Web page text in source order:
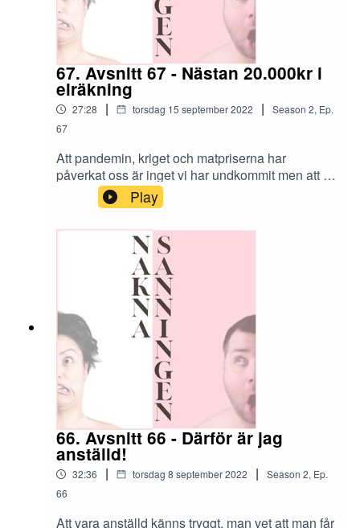
67. Avsnitt 67 - Nästan 20.000kr i
elräkning
27:28 | torsdag 15 september 2022 | Season 2, Ep.
67
Att pandemin, kriget och matpriserna har
påverkat oss är inget vi har undkommit men att vi
nu under hösten också måste hantera nästa kris i
form av alldeles för höga elpriser är nog pricken
över i:et. Vi är nog inte dom enda som har råkat
ut för detta eller kommer bli drabbad. Hur tänker
politikerna göra nu för att rädda svenska folket
ifrån en personlig konkurs.
Play
66. Avsnitt 66 - Därför är jag
anställd!
32:36 | torsdag 8 september 2022 | Season 2, Ep.
66
Att vara anställd känns tryggt, man vet att man får